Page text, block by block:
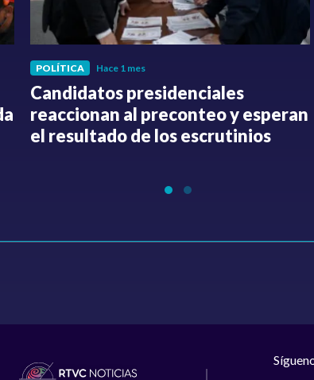
POLÍTICA Hace 1 mes
Candidatos presidenciales
reaccionan al preconteo y esperan
el resultado de los escrutinios